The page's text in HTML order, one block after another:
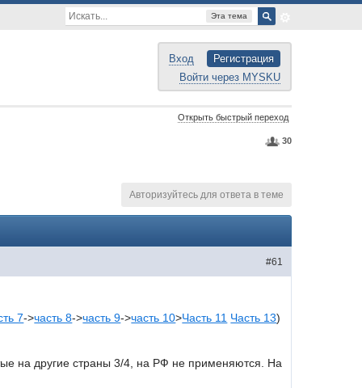
Эта тема
Вход
Регистрация
Войти через MYSKU
Открыть быстрый переход
30
Авторизуйтесь для ответа в теме
#61
7->часть 8->часть 9->часть 10>Часть 11 Часть 13)
на другие страны 3/4, на РФ не применяются. На